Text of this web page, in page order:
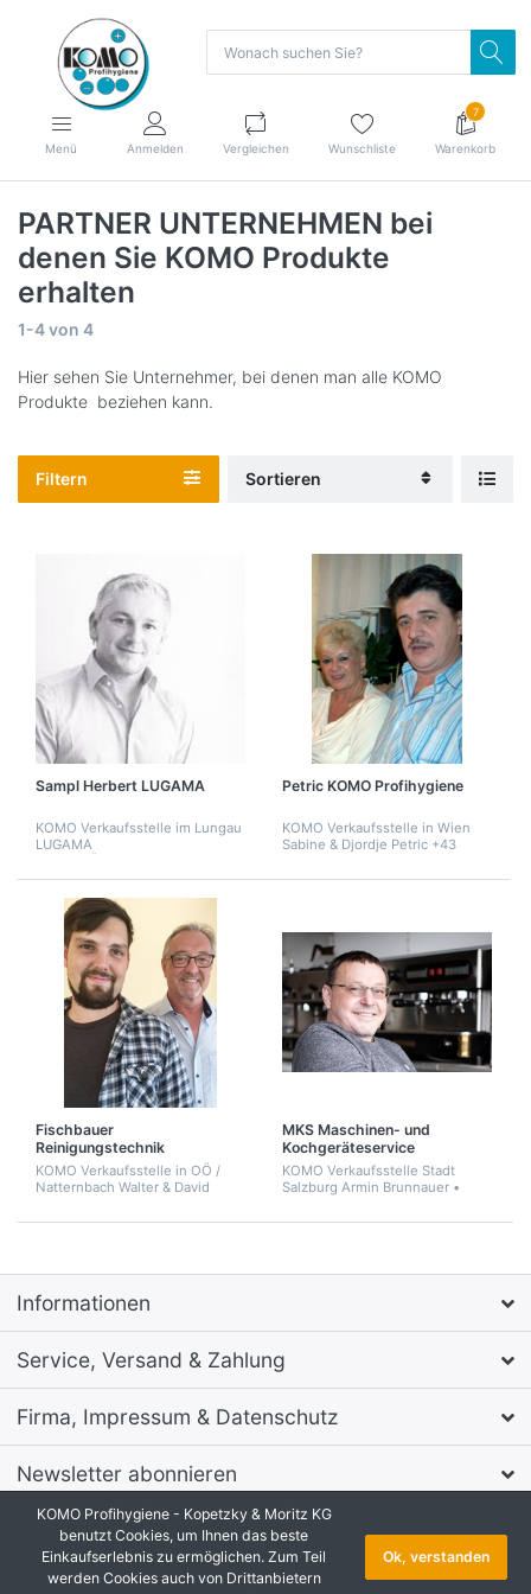
Menü Anmelden Vergleichen Wunschliste
7
Warenkorb
PARTNER UNTERNEHMEN bei
denen Sie KOMO Produkte
erhalten
1-4von 4
Hier sehen Sie Unternehmer, bei denen man alle KOMO
Produkte beziehen kann.
Filtern Sortieren
Sampl Herbert LUGAMA
KOMO Verkaufsstelle im Lungau
LUGAMA
Petric KOMO Profihygiene
KOMO Verkaufsstelle in Wien
Sabine & Djordje Petric +43
sabine.petric@gmx.at
Fischbauer
Reinigungstechnik
KOMO Verkaufsstelle in OÖ /
Natternbach Walter & David
office@reinigungstechnik-
MKS Maschinen- und
Kochgeräteservice
KOMO Verkaufsstelle Stadt
Salzburg Armin Brunnauer •
0320
Informationen
Service, Versand & Zahlung
Firma, Impressum & Datenschutz
Newsletter abonnieren
* Alle Preise zzgl. MwSt., zzgl.Versandkosten
Shopsystemby SmartStore AG © 2026
Copyright © 2026 KOMO Profihygiene - Kopetzky & Moritz KG. Alle Rechte
KOMO Profihygiene - Kopetzky & Moritz KG
benutzt Cookies, um Ihnen das beste
Einkaufserlebnis zu ermöglichen. Zum Teil
werden Cookies auch von Drittanbietern
Ok, verstanden